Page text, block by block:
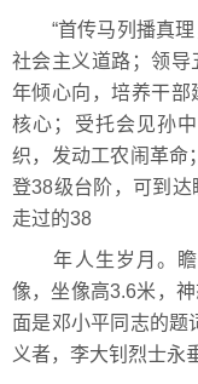
“首传马列播真理
社会主义道路；领导
年倾心向，培养干
核心；受托会见孙
织，发动工农闹革命
登38级台阶，可到
走过的38
年人生岁月。瞻
像，坐像高3.6米，
面是邓小平同志的题
义者，李大钊烈士永